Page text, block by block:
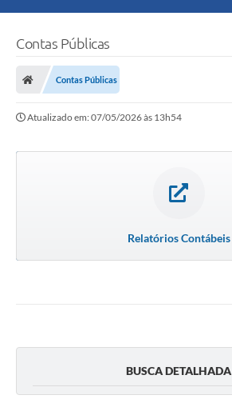
Contas Públicas
Contas Públicas
Atualizado em: 07/05/2026 às 13h54
Relatórios Contábeis
BUSCA DETALHADA